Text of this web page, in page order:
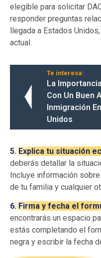
elegible para solicitar
responder preguntas
llegada a Estados
actual.
Te interesa:
La
Con Un Buen
Inmigración
Unidos
5. Explica tu situación
deberás detallar la
Incluye información
de tu familia y cualquier
6. Firma y fecha el
encontrarás un espacio
estás completando el
negra y escribir la fecha